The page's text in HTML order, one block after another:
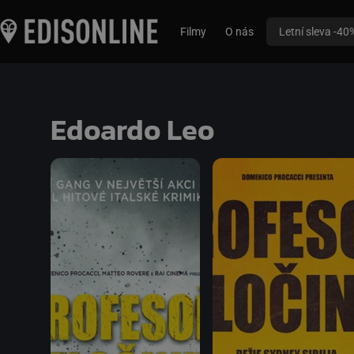
Filmy O nás Letní sleva -
Edoardo Leo